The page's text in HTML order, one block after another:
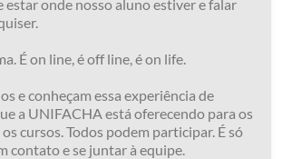
estar onde nosso aluno estiver e falar
É on line, é off line, é on life.
e conheçam essa experiência de
a UNIFACHA está oferecendo para os
cursos. Todos podem participar. É só
contato e se juntar à equipe.